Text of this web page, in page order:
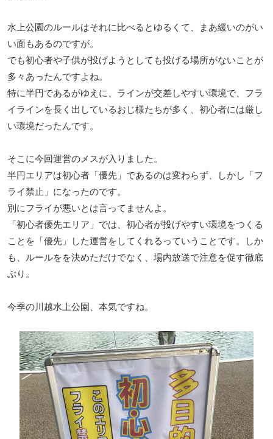
水上公園のルールはそれに比べるとゆるくて、まあ緩いのがい
い面もあるのですが。
でも初心者や子供が投げようとしても投げる場所がないことが
多々あったんですよね。
特に半円であるがゆえに、ラインが交差しやすい環境で、フラ
イラインを長く出しているおじ様たちが多く、初心者には厳し
い環境だったんです。
そこに今回運営のメスが入りました。
半円エリアは初心者「優先」であるのは変わらず、しかし「フ
ライ禁止」になったのです。
別にフライが悪いとは言ってませんよ。
「初心者優先エリア」では、初心者が投げやすい環境をつくる
ことを「優先」した運営をしてくれるっていうことです。しか
も、ルールをを決めただけでなく、場内放送で注意を促す徹底
ぶり。
今季の川越水上公園、本気ですね。